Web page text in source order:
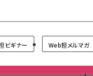
ビギナー Web担メルマガ
者アンケートにご協力くだ